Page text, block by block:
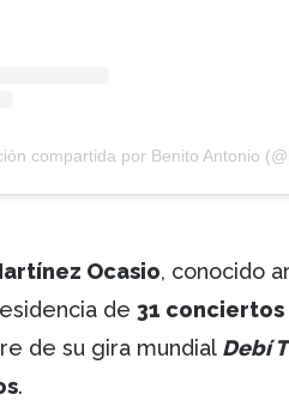
compartida por Benito Antonio
Ocasio, conocido
de 31 conciertos
de su gira mundial Debí
.